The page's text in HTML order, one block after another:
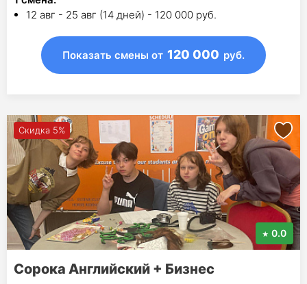
12 авг - 25 авг (14 дней) - 120 000 руб.
Показать смены от 120 000 руб.
Скидка 5%
0.0
Сорока Английский + Бизнес